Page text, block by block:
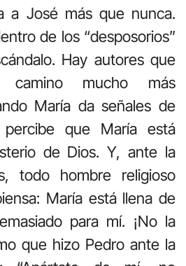
a José más que nunca.
de los “desposorios”
Hay autores que
mucho más
María da señales de
percibe que María está
de Dios. Y, ante la
todo hombre religioso
María está llena de
para mí. ¡No la
que hizo Pedro ante la